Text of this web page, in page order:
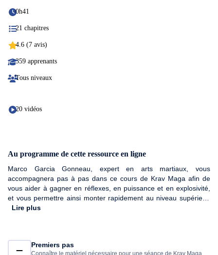
0h41
21 chapitres
4.6 (7 avis)
359 apprenants
Tous niveaux
20 vidéos
Au programme de cette ressource en ligne
Marco Garcia Gonneau, expert en arts martiaux, vous
accompagnera pas à pas dans ce cours de Krav Maga afin de
vous aider à gagner en réflexes, en puissance et en explosivité,
et vous permettre ainsi monter rapidement au niveau supérieur.
NB : pour un entraînement efficace, répétez les enchaînements
Lire plus
Premiers pas
Connaître le matériel nécessaire pour une séance de Krav Maga